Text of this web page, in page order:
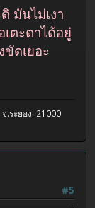
มันไม่เงา
ตะตาได้อยู่
ดเยอะ
.ระยอง 21000
#5